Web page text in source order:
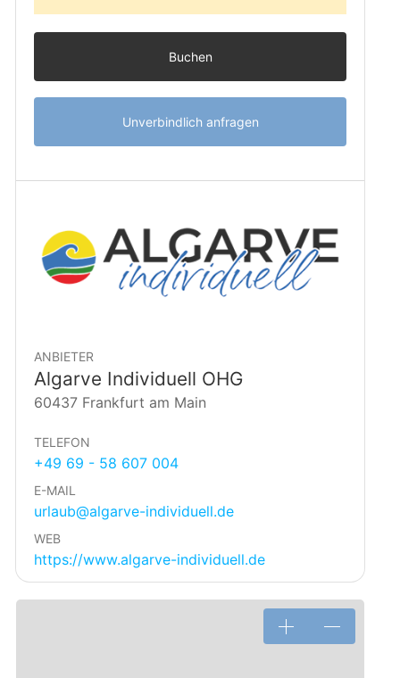
Buchen
Unverbindlich anfragen
ANBIETER
Algarve Individuell OHG
60437 Frankfurt am Main
TELEFON
+49 69 - 58 607 004
E-MAIL
urlaub@algarve-individuell.de
WEB
https://www.algarve-individuell.de